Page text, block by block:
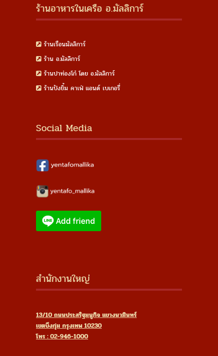
ร้านอาหารในเครือ อ.มัลลิการ์
ร้านเรือนมัลลิการ์
ร้าน อ.มัลลิการ์
ร้านปาท่องโก๋ โดย อ.มัลลิการ์
ร้านปังยิ้ม คาเฟ่ แอนด์ เบเกอรี่
Social Media
สำนักงานใหญ่
13/10 ถนนประสริฐมนูกิจ แขวงนวมินทร์
เขตบึงกุ่ม กรุงเทพ 10230
โทร : 02-946-1000